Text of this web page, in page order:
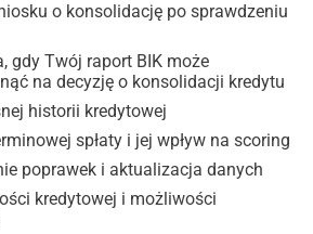
o konsolidację po sprawdzeniu
gdy Twój raport BIK może
na decyzję o konsolidacji kredytu
historii kredytowej
spłaty i jej wpływ na scoring
poprawek i aktualizacja danych
kredytowej i możliwości